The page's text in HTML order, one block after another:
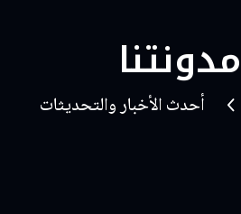
مدونتنا
أحدث الأخبار والتحديثات